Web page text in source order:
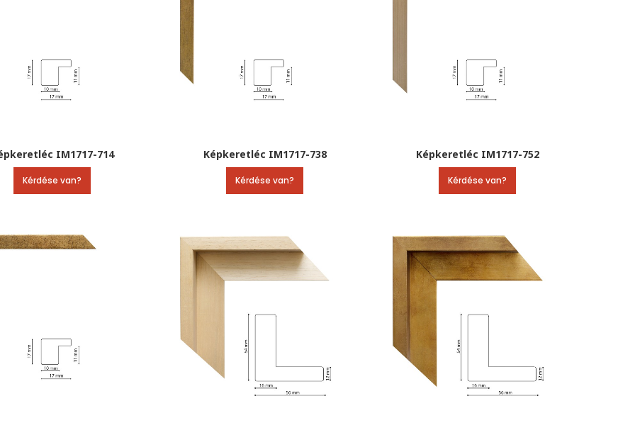
IM1717-714
Kérdése van?
Képkeretléc IM1717-738
Kérdése van?
Képkeretléc IM1717-752
Kérdése van?